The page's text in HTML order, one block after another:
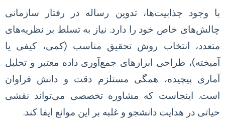
با وجود جذابیت‌ها، تدوین رساله در رفتار سازمانی
چالش‌های خاص خود را دارد. نیاز به تسلط بر نظریه‌های
متعدد، انتخاب روش تحقیق مناسب (کمی، کیفی یا
آمیخته)، طراحی ابزارهای جمع‌آوری داده معتبر و تحلیل
آماری پیچیده، همگی مستلزم دقت و دانش فراوان
است. اینجاست که مشاوره تخصصی می‌تواند نقشی
حیاتی در هدایت دانشجو و غلبه بر این موانع ایفا کند.